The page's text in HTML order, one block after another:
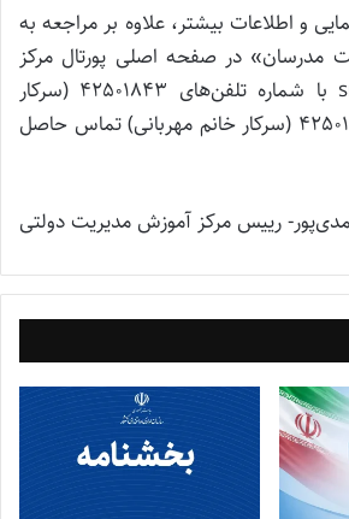
و اطلاعات بیشتر، علاوه بر مراجعه به
در صفحه اصلی پورتال مرکز
به نشانی smtc.ac.ir با شماره تلفن‌های 42501843 (سرکار
خانم امیرخانی) و 42501822 (سرکار خانم مهربانی) تماس حاصل
رییس مرکز آموزش مدیریت دولتی